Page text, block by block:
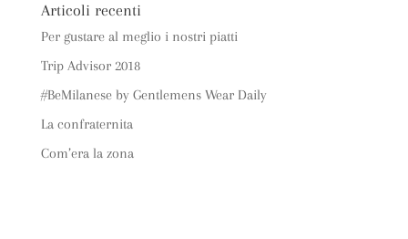
Articoli recenti
Per gustare al meglio i nostri piatti
Trip Advisor 2018
#BeMilanese by Gentlemens Wear Daily
La confraternita
Com’era la zona